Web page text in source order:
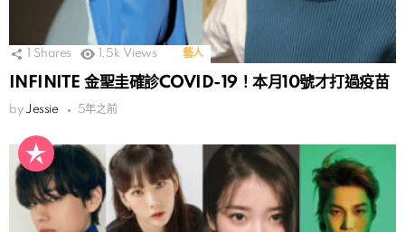
Shares 1.5k Views 藝人
INFINITE 金聖圭確診COVID-19！本月10號才打過疫苗
by Jessie 5年之前